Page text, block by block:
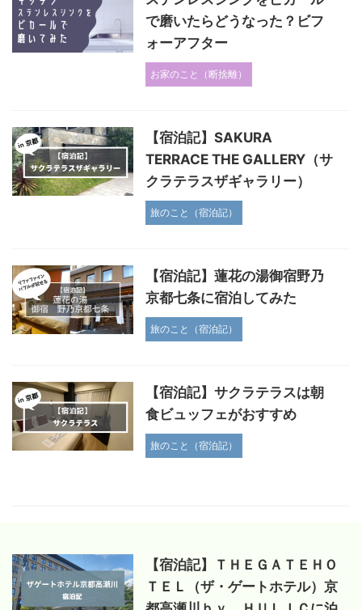
で磨いたらどうなった？ビフ
ォーアフター
お家のこと（断捨離）
【宿泊記】SAKURA
TERRACE THE GALLERY（サ
クラテラスザギャラリー）
旅のこと（宿泊記）
【宿泊記】蓮花の湯御宿野乃
京都七条に宿泊してみた
旅のこと（宿泊記）
【宿泊記】サクラテラスは朝
食ビュッフェがおすすめ
旅のこと（宿泊記）
【宿泊記】ＴＨＥＧＡＴＥＨＯ
ＴＥＬ（ザ・ゲートホテル）京